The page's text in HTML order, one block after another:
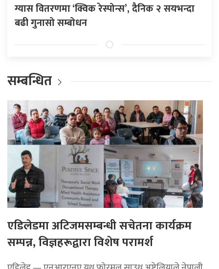
ग्यास वितरणमा ‘क्विक रेस्पोन्स’, दैनिक २ सयभन्दा
बढी गुनासो सम्बोधन
सम्बन्धित
एडिलेडमा अटिजमसम्बन्धी सचेतना कार्यक्रम
सम्पन्न, विज्ञहरूद्वारा विशेष परामर्श